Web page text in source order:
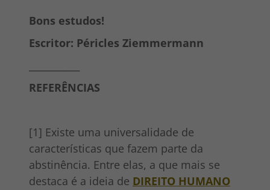
Bons estudos!
Escritor: Péricles Ziemmermann
REFERÊNCIAS
[1] Existe uma universalidade de
características que fazem parte da
abstinência. Entre elas, a que mais se
destaca é a ideia de DIREITO HUMANO